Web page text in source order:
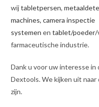
wijtabletpersen,
machines, camera inspectie
systemen entablet/poeder/
farmaceutische industrie.
Dank u voor uw interesse
Dextools. We kijken uit
zijn.